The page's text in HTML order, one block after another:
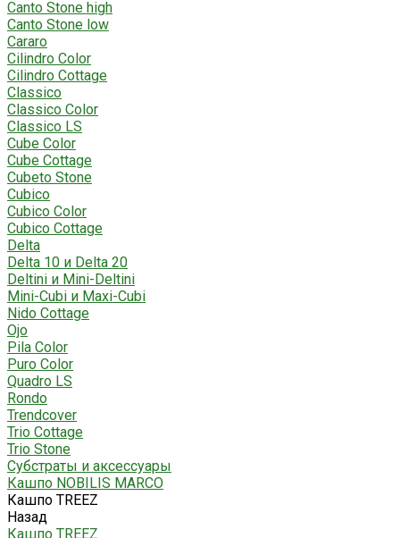
Canto Stone high
Canto Stone low
Cararo
Cilindro Color
Cilindro Cottage
Classico
Classico Color
Classico LS
Cube Color
Cube Cottage
Cubeto Stone
Cubico
Cubico Color
Cubico Cottage
Delta
Delta 10 и Delta 20
Deltini и Mini-Deltini
Mini-Cubi и Maxi-Cubi
Nido Cottage
Ojo
Pila Color
Puro Color
Quadro LS
Rondo
Trendcover
Trio Cottage
Trio Stone
Субстраты и аксессуары
Кашпо NOBILIS MARCO
Кашпо TREEZ
Назад
Кашпо TREEZ